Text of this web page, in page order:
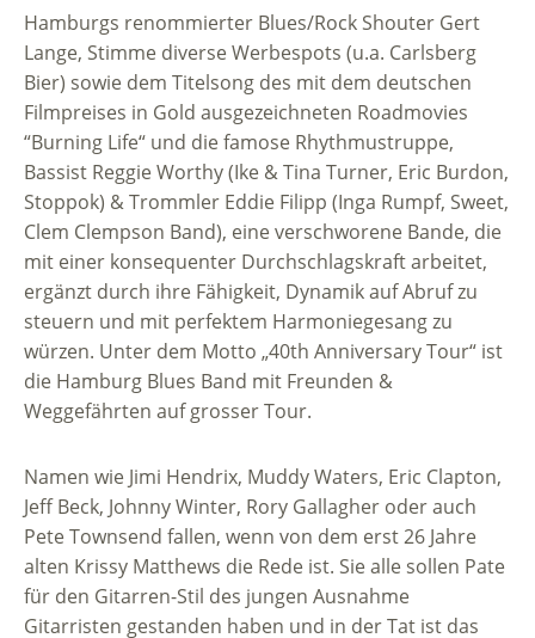
Hamburgs renommierter Blues/Rock Shouter Gert
Lange, Stimme diverse Werbespots (u.a. Carlsberg
Bier) sowie dem Titelsong des mit dem deutschen
Filmpreises in Gold ausgezeichneten Roadmovies
“Burning Life“ und die famose Rhythmustruppe,
Bassist Reggie Worthy (Ike & Tina Turner, Eric Burdon,
Stoppok) & Trommler Eddie Filipp (Inga Rumpf, Sweet,
Clem Clempson Band), eine verschworene Bande, die
mit einer konsequenter Durchschlagskraft arbeitet,
ergänzt durch ihre Fähigkeit, Dynamik auf Abruf zu
steuern und mit perfektem Harmoniegesang zu
würzen. Unter dem Motto „40th Anniversary Tour“ ist
die Hamburg Blues Band mit Freunden &
Weggefährten auf grosser Tour.
Namen wie Jimi Hendrix, Muddy Waters, Eric Clapton,
Jeff Beck, Johnny Winter, Rory Gallagher oder auch
Pete Townsend fallen, wenn von dem erst 26 Jahre
alten Krissy Matthews die Rede ist. Sie alle sollen Pate
für den Gitarren-Stil des jungen Ausnahme
Gitarristen gestanden haben und in der Tat ist das